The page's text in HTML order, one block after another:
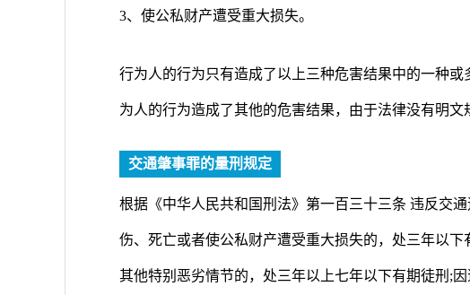
3、使公私财产遭受重大损失。
行为人的行为只有造成了以上三种危害结果中的一种
为人的行为造成了其他的危害结果，由于法律没有明文
交通肇事罪的量刑规定
根据《中华人民共和国刑法》第一百三十三条 违反交
伤、死亡或者使公私财产遭受重大损失的，处三年以
其他特别恶劣情节的，处三年以上七年以下有期徒刑;